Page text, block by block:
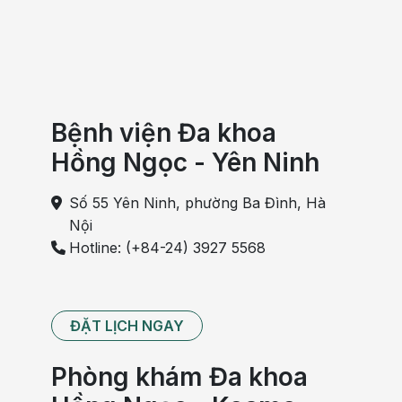
Bệnh viện Đa khoa
Hồng Ngọc - Yên Ninh
Số 55 Yên Ninh, phường Ba Đình, Hà
Nội
Hotline: (+84-24) 3927 5568
ĐẶT LỊCH NGAY
Phòng khám Đa khoa